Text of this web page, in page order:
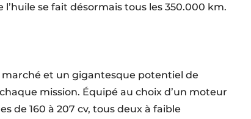
se fait désormais tous les 350.000 km.
marché et un gigantesque potentiel de
mission. Équipé au choix d’un moteur
de 160 à 207 cv, tous deux à faible